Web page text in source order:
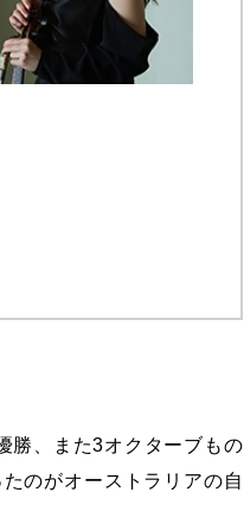
勝、また3オクターブもの
のがオーストラリアの自